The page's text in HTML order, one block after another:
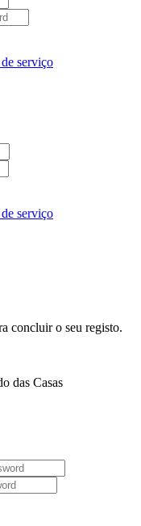
serviço
serviço
concluir o seu registo.
das Casas